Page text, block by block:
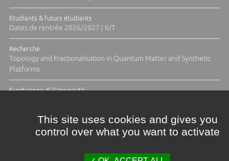
Etudiants & futurs étudiants
Dates de rentrée 2026/2027 | IUT
Recherche
Topology and Fractionalisation in Quantum Matter and Synthetic
Platforms
Fundazione di l'Università
This site uses cookies and gives you
control over what you want to activate